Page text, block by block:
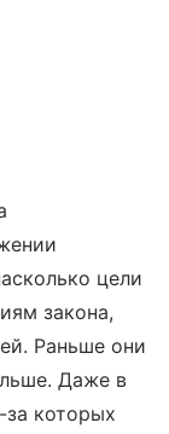
цели
закона,
Раньше они
Даже в
за которых